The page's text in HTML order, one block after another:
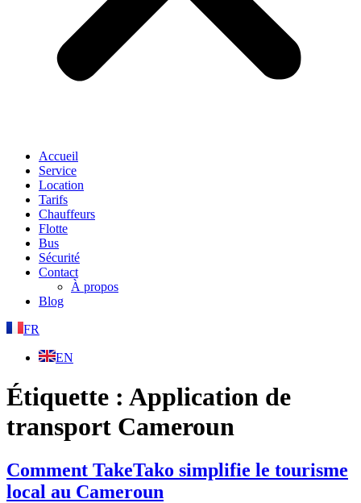
Accueil
Service
Location
Tarifs
Chauffeurs
Flotte
Bus
Sécurité
Contact
À propos
Blog
FR
EN
Étiquette : Application de
transport Cameroun
Comment TakeTako simplifie le tourisme
local au Cameroun